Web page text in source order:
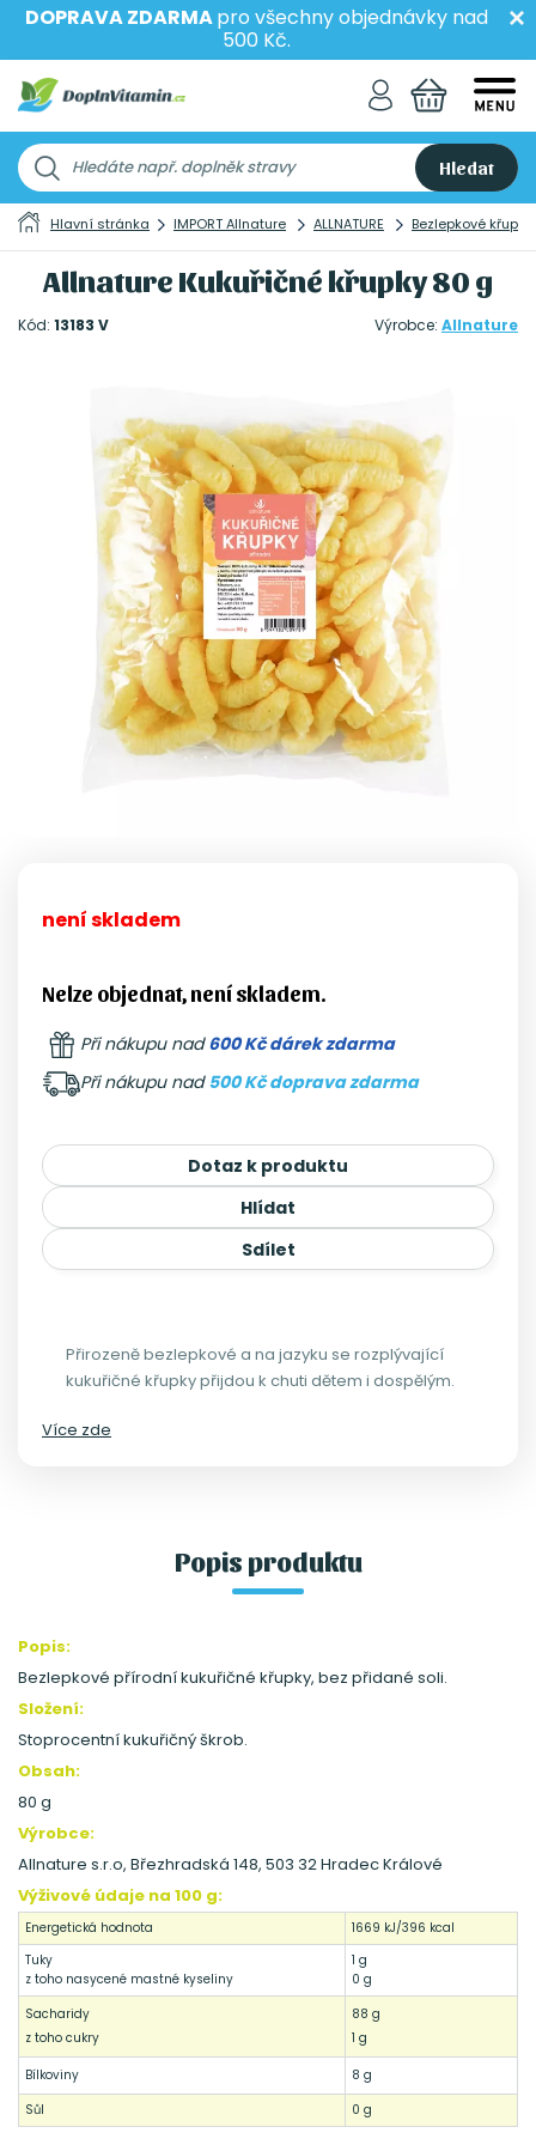
DOPRAVA ZDARMApro všechny objednávky nad
500 Kč.
Hledat
Hlavní stránka IMPORT Allnature ALLNATURE Bezlepkové
Allnature Kukuřičné křupky 80 g
Kód: 13183 V Výrobce: Allnature
není skladem
Nelze objednat, není skladem.
Při nákupu nad600 Kč dárek zdarma
Při nákupu nad 500 Kč doprava zdarma
Dotaz k produktu
Hlídat
Sdílet
Přirozeně bezlepkové a na jazyku se rozplývající
kukuřičné křupky přijdou k chuti dětem i dospělým.
Více zde
Popis produktu
Popis:
Bezlepkové přírodní kukuřičné křupky, bez přidané soli.
Složení:
Stoprocentní kukuřičný škrob.
Obsah:
80 g
Výrobce:
Allnature s.r.o, Březhradská 148, 503 32 Hradec Králové
Výživové údaje na 100 g:
Energetická hodnota
1669 kJ/396 kcal
Tuky
z toho nasycené mastné kyseliny
1 g
0 g
Sacharidy
z toho cukry
88 g
1 g
Bílkoviny
8 g
Sůl
0 g